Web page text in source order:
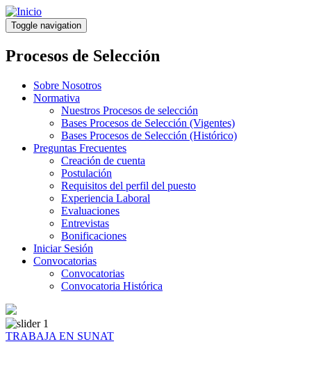
Pasar
al
contenido
principal
Toggle navigation
Procesos de Selección
Sobre Nosotros
Normativa
Nuestros Procesos de selección
Bases Procesos de Selección (Vigentes)
Bases Procesos de Selección (Histórico)
Preguntas Frecuentes
Creación de cuenta
Postulación
Requisitos del perfil del puesto
Experiencia Laboral
Evaluaciones
Entrevistas
Bonificaciones
Iniciar Sesión
Convocatorias
Convocatorias
Convocatoria Histórica
TRABAJA EN SUNAT